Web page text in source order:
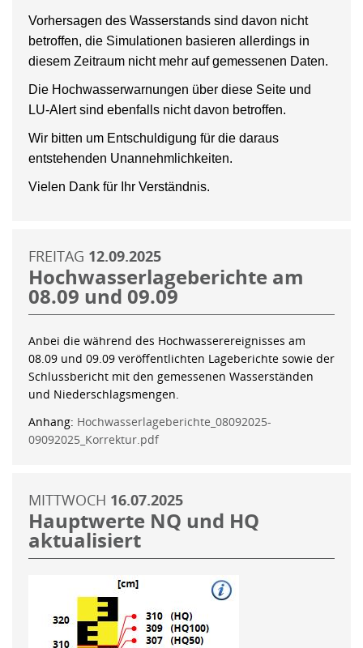
Vorhersagen des Wasserstands sind davon nicht
betroffen, die Simulationen basieren allerdings in
diesem Zeitraum nicht mehr auf gemessenen Daten.
Die Hochwasserwarnungen über diese Seite und
LU-Alert sind ebenfalls nicht davon betroffen.
Wir bitten um Entschuldigung für die daraus
entstehenden Unannehmlichkeiten.
Vielen Dank für Ihr Verständnis.
FREITAG 12.09.2025
Hochwasserlageberichte am
08.09 und 09.09
Anbei die während des Hochwasserereignisses am
08.09 und 09.09 veröffentlichten Lageberichte sowie der
Schlussbericht mit den gemessenen Wasserständen
und Niederschlagsmengen.
Anhang: Hochwasserlageberichte_08092025-
09092025_Korrektur.pdf
MITTWOCH 16.07.2025
Hauptwerte NQ und HQ
aktualisiert